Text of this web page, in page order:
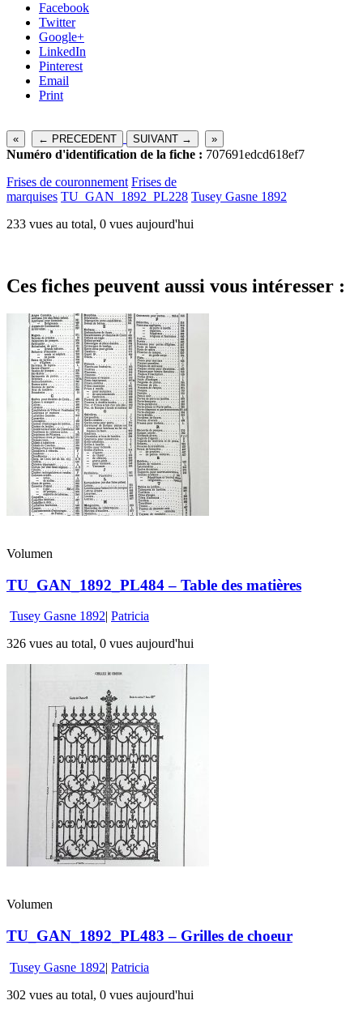
Facebook
Twitter
Google+
LinkedIn
Pinterest
Email
Print
« ← PRECEDENT SUIVANT → »
Numéro d'identification de la fiche : 707691edcd618ef7
Frises de couronnement Frises de
marquises TU_GAN_1892_PL228 Tusey Gasne 1892
233 vues au total, 0 vues aujourd'hui
Ces fiches peuvent aussi vous intéresser :
Volumen
TU_GAN_1892_PL484 – Table des matières
Tusey Gasne 1892| Patricia
326 vues au total, 0 vues aujourd'hui
Volumen
TU_GAN_1892_PL483 – Grilles de choeur
Tusey Gasne 1892| Patricia
302 vues au total, 0 vues aujourd'hui